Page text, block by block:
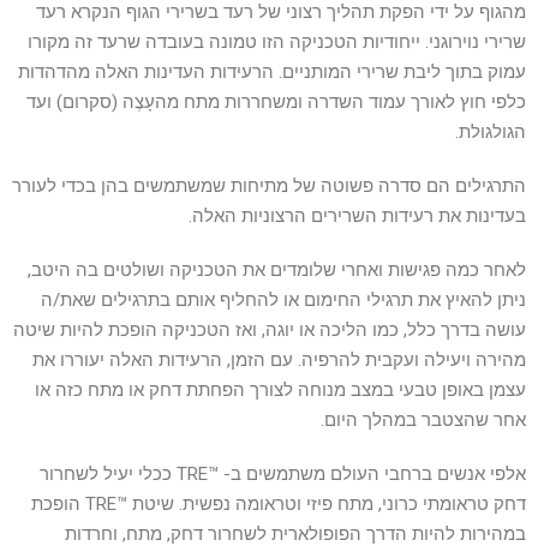
מהגוף על ידי הפקת תהליך רצוני של רעד בשרירי הגוף הנקרא רעד
שרירי נוירוגני. ייחודיות הטכניקה הזו טמונה בעובדה שרעד זה מקורו
עמוק בתוך ליבת שרירי המותניים. הרעידות העדינות האלה מהדהדות
כלפי חוץ לאורך עמוד השדרה ומשחררות מתח מהעָצֶה (סקרום) ועד
הגולגולת.
התרגילים הם סדרה פשוטה של מתיחות שמשתמשים בהן בכדי לעורר
בעדינות את רעידות השרירים הרצוניות האלה.
לאחר כמה פגישות ואחרי שלומדים את הטכניקה ושולטים בה היטב,
ניתן להאיץ את תרגילי החימום או להחליף אותם בתרגילים שאת/ה
עושה בדרך כלל, כמו הליכה או יוגה, ואז הטכניקה הופכת להיות שיטה
מהירה ויעילה ועקבית להרפיה. עם הזמן, הרעידות האלה יעוררו את
עצמן באופן טבעי במצב מנוחה לצורך הפחתת דחק או מתח כזה או
אחר שהצטבר במהלך היום.
אלפי אנשים ברחבי העולם משתמשים ב- ™TRE ככלי יעיל לשחרור
דחק טראומתי כרוני, מתח פיזי וטראומה נפשית. שיטת ™TRE הופכת
במהירות להיות הדרך הפופולארית לשחרור דחק, מתח, וחרדות